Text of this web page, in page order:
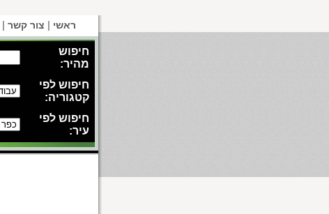
ראשי | צור קשר |
חיפוש
מהיר:
חיפוש לפי
קטגוריה:
חיפוש לפי
עיר: